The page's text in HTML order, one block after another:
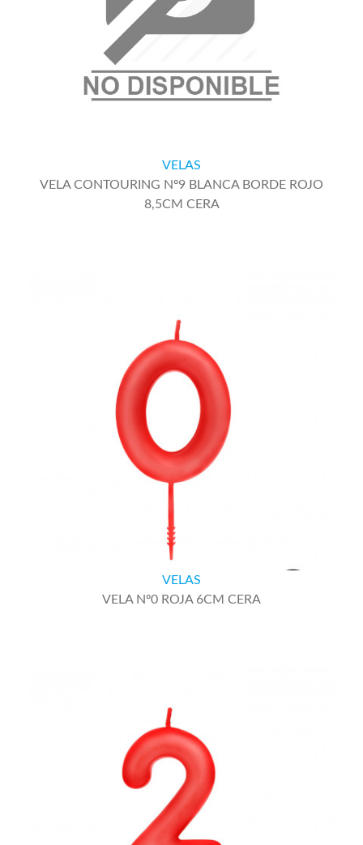
VELA CONTOURING Nº9 BLANCA BORDE ROJO
8,5CM CERA
VELAS
VELA Nº0 ROJA 6CM CERA